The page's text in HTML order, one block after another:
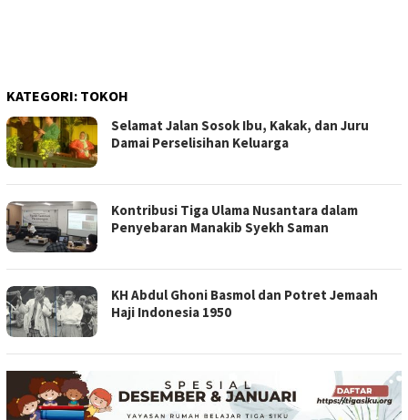
KATEGORI: TOKOH
Selamat Jalan Sosok Ibu, Kakak, dan Juru
Damai Perselisihan Keluarga
Kontribusi Tiga Ulama Nusantara dalam
Penyebaran Manakib Syekh Saman
KH Abdul Ghoni Basmol dan Potret Jemaah
Haji Indonesia 1950